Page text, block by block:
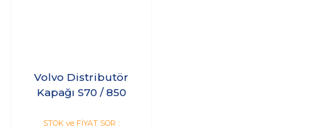
Volvo Distributör
Kapağı S70 / 850
STOK ve FİYAT SOR :